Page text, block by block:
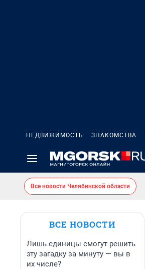
НЕДВИЖИМОСТЬ ЗНАКОМСТВА
Все новости Челябинской области
ВСЕ НОВОСТИ
Лишь единицы смогут решить
эту загадку за минуту — вы в
их числе?